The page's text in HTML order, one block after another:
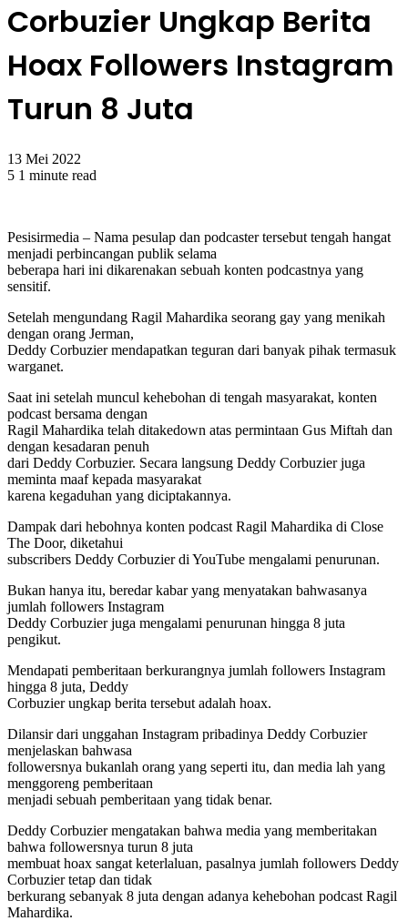
Corbuzier Ungkap Berita
Hoax Followers Instagram
Turun 8 Juta
13 Mei 2022
5 1 minute read
Pesisirmedia – Nama pesulap dan podcaster tersebut tengah hangat
menjadi perbincangan publik selama
beberapa hari ini dikarenakan sebuah konten podcastnya yang
sensitif.
Setelah mengundang Ragil Mahardika seorang gay yang menikah
dengan orang Jerman,
Deddy Corbuzier mendapatkan teguran dari banyak pihak termasuk
warganet.
Saat ini setelah muncul kehebohan di tengah masyarakat, konten
podcast bersama dengan
Ragil Mahardika telah ditakedown atas permintaan Gus Miftah dan
dengan kesadaran penuh
dari Deddy Corbuzier. Secara langsung Deddy Corbuzier juga
meminta maaf kepada masyarakat
karena kegaduhan yang diciptakannya.
Dampak dari hebohnya konten podcast Ragil Mahardika di Close
The Door, diketahui
subscribers Deddy Corbuzier di YouTube mengalami penurunan.
Bukan hanya itu, beredar kabar yang menyatakan bahwasanya
jumlah followers Instagram
Deddy Corbuzier juga mengalami penurunan hingga 8 juta
pengikut.
Mendapati pemberitaan berkurangnya jumlah followers Instagram
hingga 8 juta, Deddy
Corbuzier ungkap berita tersebut adalah hoax.
Dilansir dari unggahan Instagram pribadinya Deddy Corbuzier
menjelaskan bahwasa
followersnya bukanlah orang yang seperti itu, dan media lah yang
menggoreng pemberitaan
menjadi sebuah pemberitaan yang tidak benar.
Deddy Corbuzier mengatakan bahwa media yang memberitakan
bahwa followersnya turun 8 juta
membuat hoax sangat keterlaluan, pasalnya jumlah followers Deddy
Corbuzier tetap dan tidak
berkurang sebanyak 8 juta dengan adanya kehebohan podcast Ragil
Mahardika.